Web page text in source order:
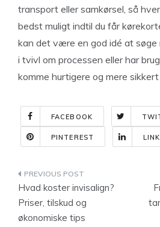
transport eller samkørsel, så
bedst muligt indtil du får
kan det være en god idé at søge
i tvivl om processen eller har
komme hurtigere og mere
FACEBOOK
PINTEREST
Indlægsnavigation
Hvad koster invisalign?
Priser, tilskud og
økonomiske tips